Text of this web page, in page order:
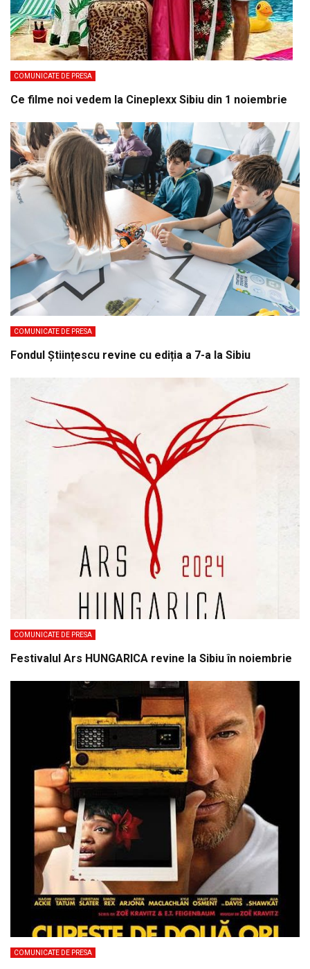
COMUNICATE DE PRESA
Ce filme noi vedem la Cineplexx Sibiu din 1 noiembrie
COMUNICATE DE PRESA
Fondul Științescu revine cu ediția a 7-a la Sibiu
COMUNICATE DE PRESA
Festivalul Ars HUNGARICA revine la Sibiu în noiembrie
COMUNICATE DE PRESA